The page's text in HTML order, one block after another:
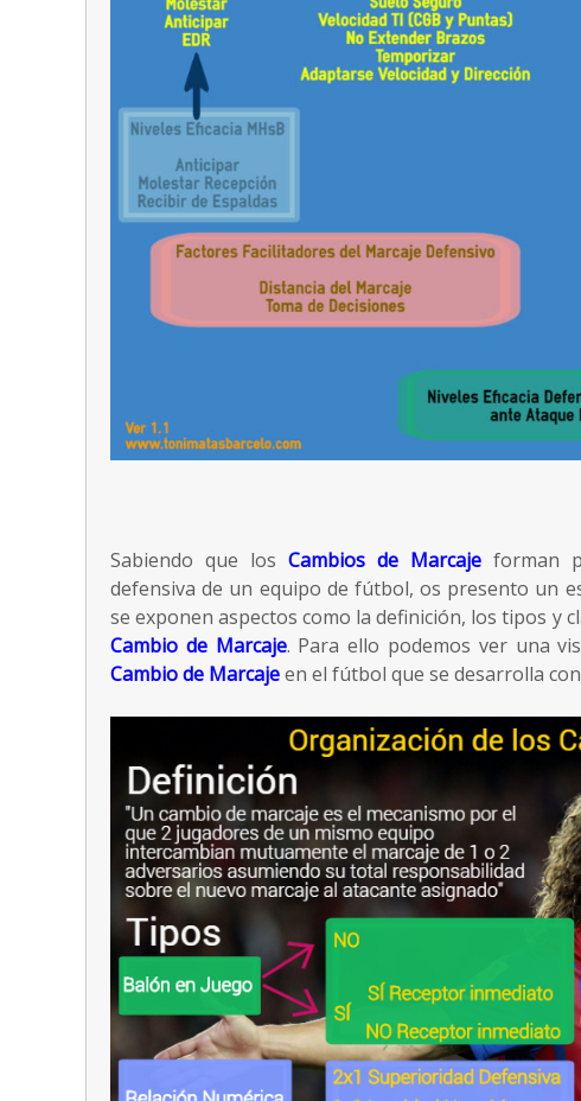
Sabiendo que los Cambios de Marcaje forman
defensiva de un equipo de fútbol, os presento un
se exponen aspectos como la definición, los tipos y
Cambio de Marcaje. Para ello podemos ver una
Cambio de Marcajeen el fútbol que se desarrolla